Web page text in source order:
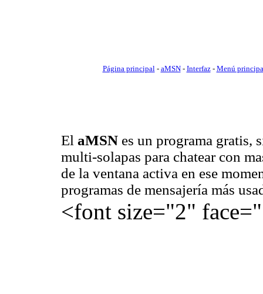
Página principal- aMSN- Interfaz- Menú
El aMSN es un programa gratis,
multi-solapas para chatear con
de la ventana activa en ese
programas de mensajería más
<font size="2" face="